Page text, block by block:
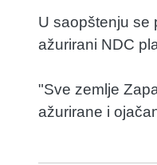
U saopštenju se
ažurirani NDC
"Sve zemlje
ažurirane i